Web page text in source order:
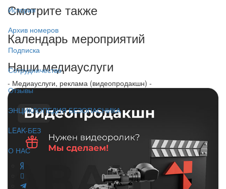
История
Архив номеров
Подписка
Сотрудничество
Отзывы
ЭНЦИКЛОПЕДИЯ БЕЗОПАСНИКА
LEAK-БЕЗ
О НАС
Смотрите также
Календарь мероприятий
Наши медиауслуги
- Медиауслуги, реклама (видеопродакшн) -